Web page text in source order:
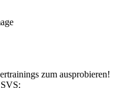
zum ausprobieren!